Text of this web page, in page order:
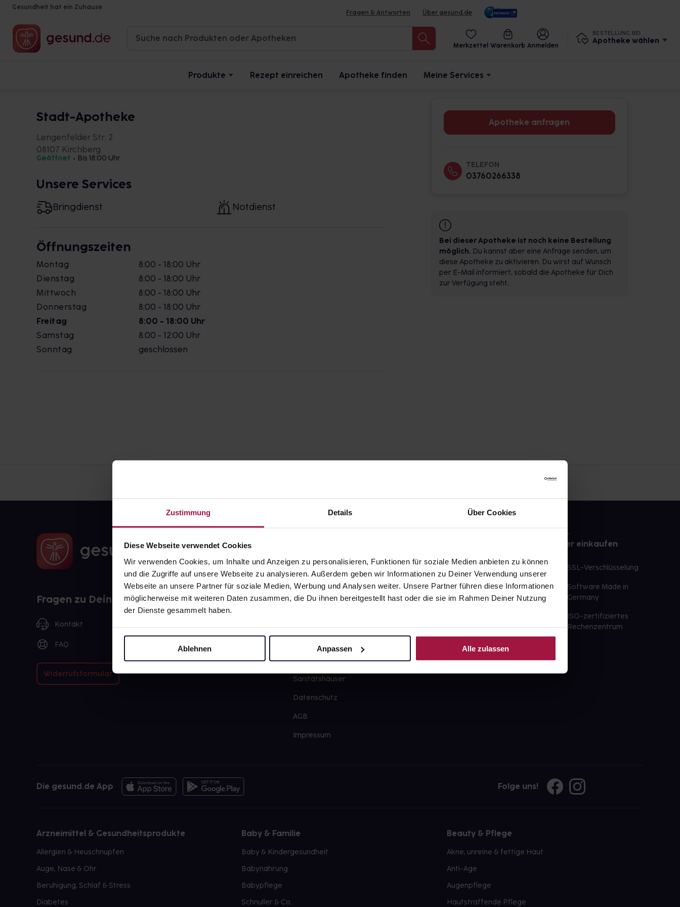
Zustimmung Details Über Cookies
Diese Webseite verwendet Cookies
Wir verwenden Cookies, um Inhalte und Anzeigen zu personalisieren, Funktionen für soziale Medien anbieten zu können
und die Zugriffe auf unsere Webseite zu analysieren. Außerdem geben wir Informationen zu Deiner Verwendung unserer
Webseite an unsere Partner für soziale Medien, Werbung und Analysen weiter. Unsere Partner führen diese Informationen
möglicherweise mit weiteren Daten zusammen, die Du ihnen bereitgestellt hast oder die sie im Rahmen Deiner Nutzung
der Dienste gesammelt haben.
Ablehnen Anpassen Alle zulassen
Gesundheit hat ein Zuhause
Fragen & Antworten Über gesund.de
Merkzettel Warenkorb Anmelden
BESTELLUNG BEI
Apotheke wählen
Produkte Rezept einreichen Apotheke finden Meine Services
Stadt-Apotheke
Lengenfelder Str. 2
08107 Kirchberg
Geöffnet • Bis 18:00 Uhr
Unsere Services
Bringdienst Notdienst
Öffnungszeiten
Montag
8:00 - 18:00 Uhr
Dienstag
8:00 - 18:00 Uhr
Mittwoch
8:00 - 18:00 Uhr
Donnerstag
8:00 - 18:00 Uhr
Freitag
8:00 - 18:00 Uhr
Samstag
8:00 - 12:00 Uhr
Sonntag
geschlossen
Apotheke anfragen
TELEFON
03760266338
Bei dieser Apotheke ist noch keine Bestellung
möglich. Du kannst aber eine Anfrage senden, um
diese Apotheke zu aktivieren. Du wirst auf Wunsch
per E-Mail informiert, sobald die Apotheke für Dich
zur Verfügung steht.
Fragen zu Deiner Bestellung?
Kontakt
FAQ
Widerrufsformular
Über uns
Karriere
gesund-versorger.de
Sanitätshäuser
Datenschutz
AGB
Impressum
Ausgewählte Wunschprodukte
sofort abholbereit
Lieferung für sofort verfügbare
Große Auswahl an Apotheken
Sicher einkaufen
SSL-Verschlüsselung
Software Made in
Germany
ISO-zertifiziertes
Rechenzentrum
Die gesund.de App Folge uns!
Arzneimittel & Gesundheitsprodukte
Allergien & Heuschnupfen
Auge, Nase & Ohr
Beruhigung, Schlaf & Stress
Diabetes
Baby & Familie
Baby & Kindergesundheit
Babynahrung
Babypflege
Schnuller & Co.
Beauty & Pflege
Akne, unreine & fettige Haut
Anti-Age
Augenpflege
Hautstraffende Pflege